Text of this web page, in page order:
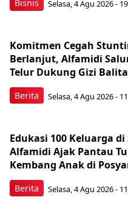
Bisnis Selasa, 4 Agu 2026 -
Berita
Komitmen Cegah
Berlanjut, Alfamidi
Telur Dukung Gizi Balita
Selasa, 4 Agu 2026 -
Berita
Edukasi 100 Keluarga
Alfamidi Ajak Pantau
Kembang Anak di
Selasa, 4 Agu 2026 -